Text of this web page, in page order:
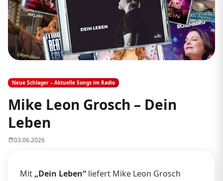
Neue Schlager – Aktuelle Songs im Radio
Mike Leon Grosch – Dein
Leben
03.06.2026
Mit „Dein Leben“ liefert Mike Leon Grosch